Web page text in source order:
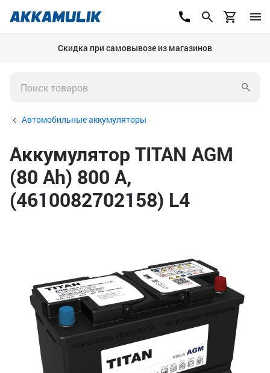
Скидка при самовывозе из магазинов
Автомобильные аккумуляторы
Аккумулятор TITAN AGM
(80 Ah) 800 А,
(4610082702158) L4